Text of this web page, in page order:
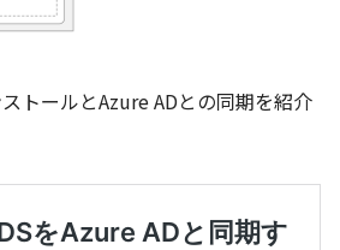
トールとAzure ADとの同期を紹介